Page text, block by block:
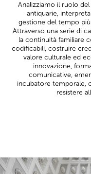
Analizziamo il ruolo
antiquarie,
gestione del tempo
Attraverso una serie di
la continuità familiare
codificabili, costruire
valore culturale ed
innovazione,
comunicative,
incubatore temporale,
resistere